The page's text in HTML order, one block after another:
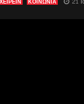
ΚΟΙΝΩΝΙΑ 21